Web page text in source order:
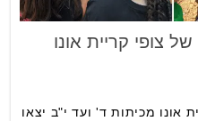
חניכים של צופי קריית אונו
אונו מכיתות ד' ועד י"ב יצאו